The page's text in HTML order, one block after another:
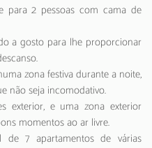
para 2 pessoas com cama de
a gosto para lhe proporcionar
zona festiva durante a noite,
não seja incomodativo.
exterior, e uma zona exterior
momentos ao ar livre.
7 apartamentos de várias